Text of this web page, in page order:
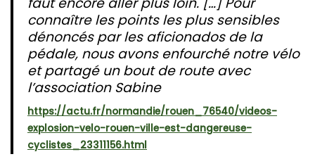
connaître les points les plus sensibles
dénoncés par les aficionados de la
pédale, nous avons enfourché notre vélo
et partagé un bout de route avec
l’association Sabine
https://actu.fr/normandie/rouen_76540/videos-
explosion-velo-rouen-ville-est-dangereuse-
cyclistes_23311156.html